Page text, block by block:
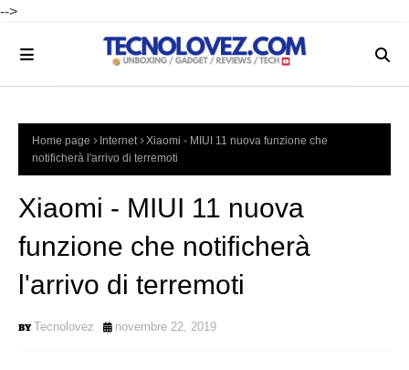
-->
Home page Internet
Xiaomi - MIUI 11 nuova funzione che
notificherà l'arrivo di terremoti
Xiaomi - MIUI 11 nuova
funzione che notificherà
l'arrivo di terremoti
Tecnolovez novembre 22, 2019